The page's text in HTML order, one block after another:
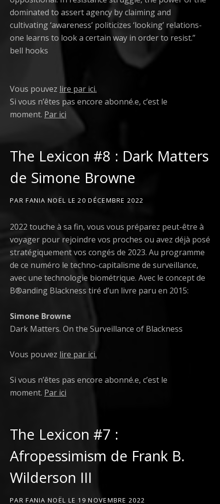
dominated to assert agency by claiming and
cultivating ‘awareness’ politicizes ‘looking’ relations-
one learns to look a certain way in order to resist.”
bell hooks
Vous pouvez lire par ici.
Si vous n’êtes pas encore abonné.e, c’est le
moment. Par ici
The Lexicon #8 : Dark Matters
de Simone Browne
PARFANIA NOËL LE 20 DÉCEMBRE 2022
2022 touche à sa fin, vous vous préparez peut-être à
voyager pour rejoindre vos proches ou avez déjà posé
stratégiquement vos congés de 2023. Au programme
de ce numéro le techno-capitalisme de surveillance,
avec une technologie biométrique. Avec le concept de
B®anding Blackness tiré d’un livre paru en 2015:
Simone Browne
Dark Matters. On the Surveillance of Blackness
Vous pouvez lire par ici.
Si vous n’êtes pas encore abonné.e, c’est le
moment. Par ici
The Lexicon #7 :
Afropessimism de Frank B.
Wilderson III
PARFANIA NOËL LE 19 NOVEMBRE 2022